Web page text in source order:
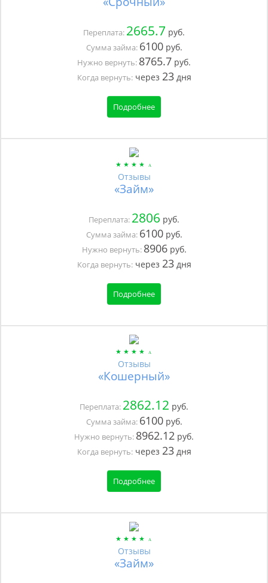
Переплата: 2665.7 руб.
Сумма займа: 6100руб.
Нужно вернуть: 8765.7 руб.
Когда вернуть:через 23дня
Подробнее
Отзывы
«Займ»
Переплата: 2806 руб.
Сумма займа: 6100руб.
Нужно вернуть: 8906руб.
Когда вернуть:через 23дня
Подробнее
Отзывы
«Кошерный»
Переплата: 2862.12 руб.
Сумма займа: 6100руб.
Нужно вернуть: 8962.12 руб.
Когда вернуть:через 23дня
Подробнее
Отзывы
«Займ»